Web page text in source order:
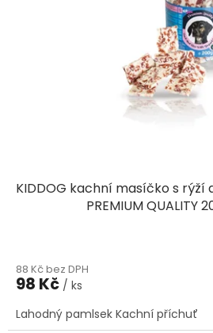
KIDDOG kachní masíčko s
PREMIUM QUALITY
88 Kč bez DPH
98 Kč / ks
Lahodný pamlsek Kachní příchuť